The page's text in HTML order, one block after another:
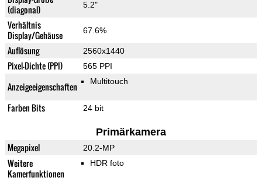
(diagonal)
5.2"
Verhältnis
Display/Gehäuse
67.6%
Auflösung 2560x1440
Pixel-Dichte (PPI) 565 PPI
Anzeigeeigenschaften Multitouch
Farben Bits 24 bit
Primärkamera
Megapixel 20.2-MP
Weitere
Kamerfunktionen
HDR foto